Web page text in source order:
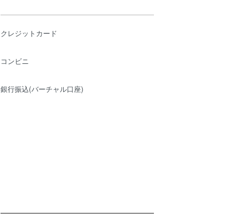
クレジットカード
コンビニ
銀行振込(バーチャル口座)